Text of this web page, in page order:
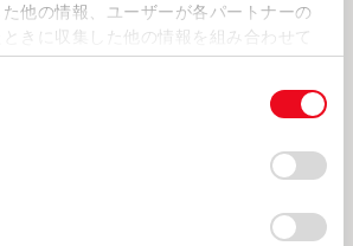
他の情報、ユーザーが各パートナーの
きに収集した他の情報を組み合わせて
す。当ウェブサイトの使用を続行する
クッキー)が保存されることに同
す。Cookie(クッキー)のオプトアウト、
撤回したりするにあたっては、当社の
情報の取り扱いについて
」をご覧くだ
ーのご
【高岡】キッズエンジニア 予約ス